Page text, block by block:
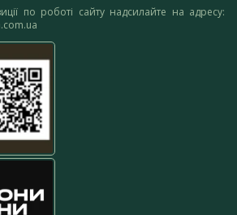
по роботі сайту надсилайте на адресу: